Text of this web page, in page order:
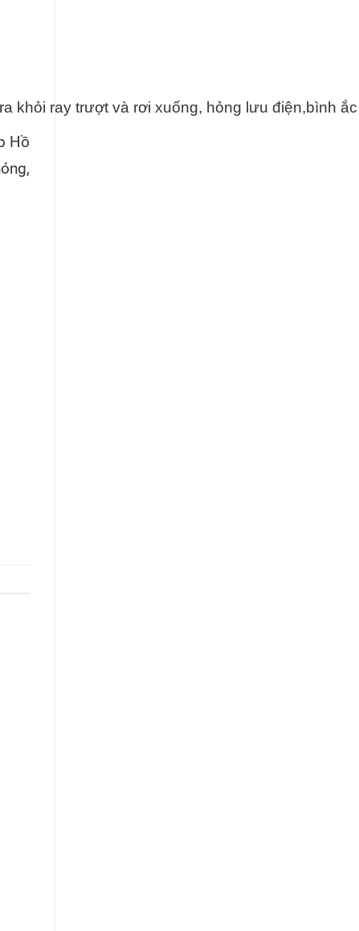
khỏi ray trượt và rơi xuống, hỏng lưu điện,bình
Hồ